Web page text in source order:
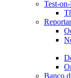
Test-
Banco